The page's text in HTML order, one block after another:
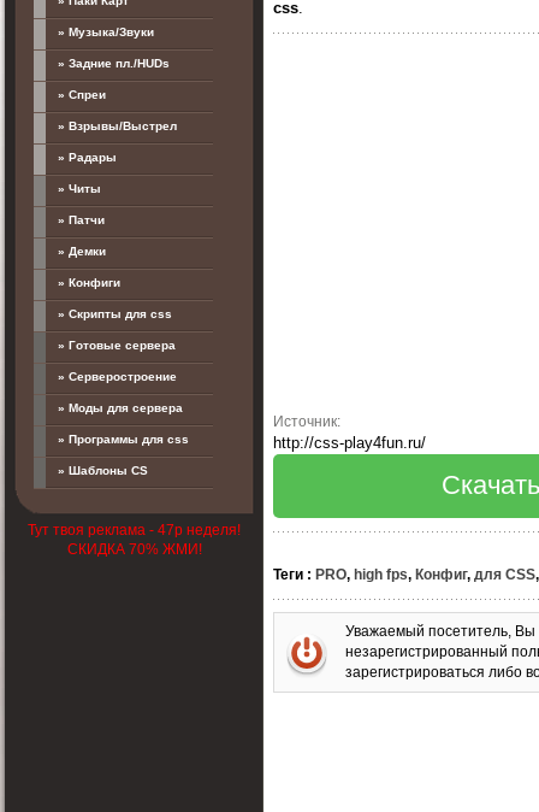
css.
Источник:
http://css-play4fun.ru/
Теги : PRO, high fps, Конфиг, для CSS
Уважаемый посетитель, Вы
незарегистрированный
зарегистрироваться либо
» Музыка/Звуки
» Задние пл./HUDs
» Спреи
» Взрывы/Выстрел
» Радары
» Читы
» Патчи
» Демки
» Конфиги
» Скрипты для css
» Готовые сервера
» Серверостроение
» Моды для сервера
» Программы для css
» Шаблоны CS
Тут твоя реклама - 47р неделя!
СКИДКА 70% ЖМИ!